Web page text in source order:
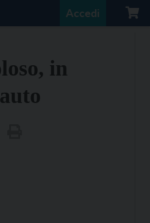
Accedi
in